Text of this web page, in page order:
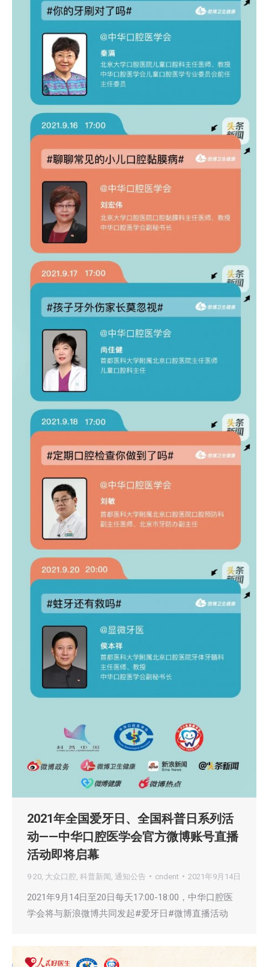
2021年全国爱牙日、全国科普日系列活
动——中华口腔医学会官方微博账号直播
活动即将启幕
9·20 大众口腔 科普新闻 通知公告 cndent 2021年9月14日
2021年9月14日至20日每天17:00-18:00，中华口腔医
学会将与新浪微博共同发起#爱牙日#微博直播活动